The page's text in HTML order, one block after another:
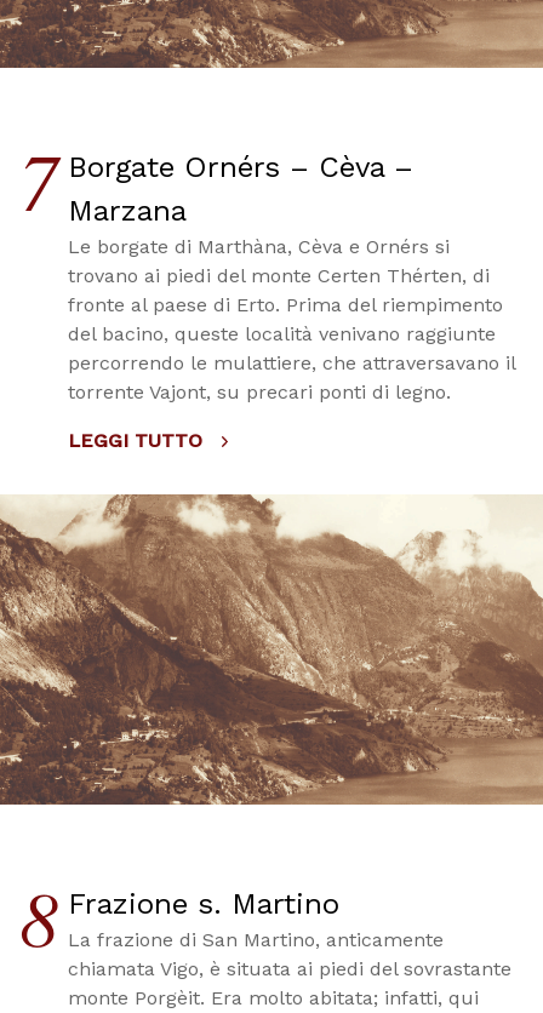
7 Borgate Ornérs – Cèva –
Marzana
Le borgate di Marthàna, Cèva e Ornérs si
trovano ai piedi del monte Certen Thérten, di
fronte al paese di Erto. Prima del riempimento
del bacino, queste località venivano raggiunte
percorrendo le mulattiere, che attraversavano il
torrente Vajont, su precari ponti di legno.
LEGGI TUTTO
8 Frazione s. Martino
La frazione di San Martino, anticamente
chiamata Vigo, è situata ai piedi del sovrastante
monte Porgèit. Era molto abitata; infatti, qui